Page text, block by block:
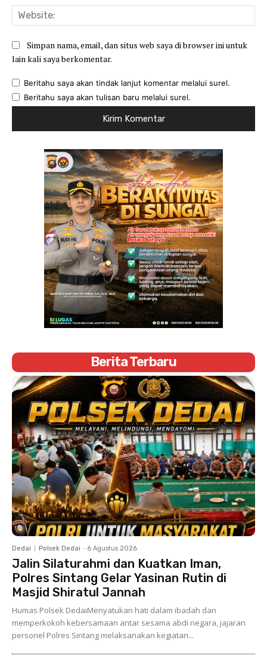
Simpan nama, email, dan situs web saya di browser ini untuk
lain kali saya berkomentar.
Beritahu saya akan tindak lanjut komentar melalui surel.
Beritahu saya akan tulisan baru melalui surel.
Berita Terbaru
Dedai Polsek Dedai - 6 Agustus 2026
Jalin Silaturahmi dan Kuatkan Iman,
Polres Sintang Gelar Yasinan Rutin di
Masjid Shiratul Jannah
Humas Polsek DedaiMenyatukan hati dalam ibadah dan
memperkokoh kebersamaan antar sesama abdi negara, jajaran
personel Polres Sintang melaksanakan kegiatan...